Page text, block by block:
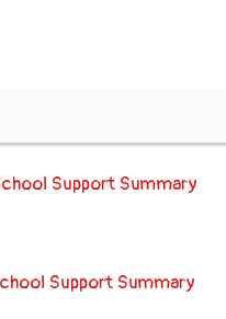
Support Summary
Support Summary